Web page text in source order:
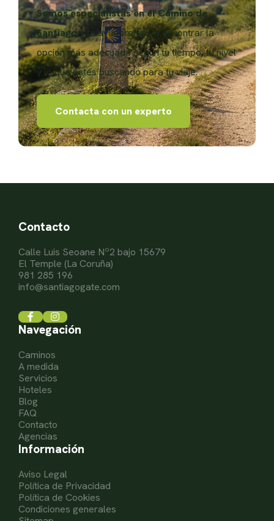
Somos especialistas en el Camino de
Santiagoy te ayudaremos a encontrar la
opción más adecuada según tu tiempo, tu nivel
y lo que estés buscando para tu viaje.
Contacta con un experto
Contacto
Calle Luis Seoane Nº2 bajo 15679
El Temple (La Coruña)
981 285 196
info@santiagogate.com
Navegación
Caminos
A medida
Servicios
Hoteles
Blog
FAQ
Contacto
Agencias
Información
Aviso Legal
Política de Privacidad
Política de Cookies
Condiciones generales